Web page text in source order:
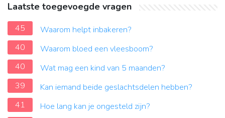
Laatste toegevoegde vragen
45
Waarom helpt inbakeren?
40
Waarom bloed een vleesboom?
40
Wat mag een kind van 5 maanden?
39
Kan iemand beide geslachtsdelen hebben?
41
Hoe lang kan je ongesteld zijn?